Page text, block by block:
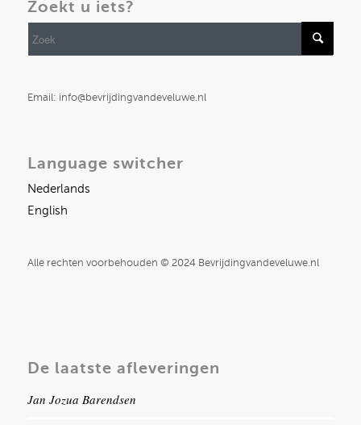
Zoekt u iets?
Email: info@bevrijdingvandeveluwe.nl
Language switcher
Nederlands
English
Alle rechten voorbehouden © 2024 Bevrijdingvandeveluwe.nl
De laatste afleveringen
Jan Jozua Barendsen